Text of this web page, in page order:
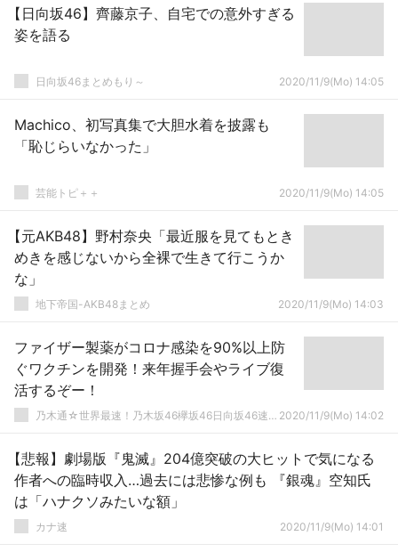
【日向坂46】齊藤京子、自宅での意外すぎる
姿を語る
日向坂46まとめもり～ 2020/11/9(Mo) 14:05
Machico、初写真集で大胆水着を披露も
「恥じらいなかった」
芸能トピ＋＋ 2020/11/9(Mo) 14:05
【元AKB48】野村奈央「最近服を見てもとき
めきを感じないから全裸で生きて行こうか
な」
地下帝国-AKB48まとめ 2020/11/9(Mo) 14:03
ファイザー製薬がコロナ感染を90%以上防
ぐワクチンを開発！来年握手会やライブ復
活するぞー！
乃木通☆世界最速！乃木坂46欅坂46日向坂46速報まとめ 2020/11/9(Mo) 14:02
【悲報】劇場版『鬼滅』204億突破の大ヒットで気になる
作者への臨時収入…過去には悲惨な例も 『銀魂』空知氏
は「ハナクソみたいな額」
カナ速 2020/11/9(Mo) 14:01